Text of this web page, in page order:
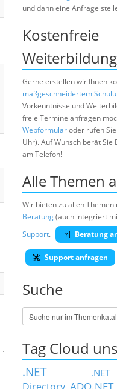
und dann eine Anfrage
Kostenfreie
Gerne erstellen wir Ihnen
maßgeschneidertem
Vorkenntnisse und
freie Termine anfragen
Webformularoder rufen
Uhr). Auf Wunsch berät
am Telefon!
Alle Themen
Wir bieten zu allen Themen
Beratung(auch integriert
Support. Beratung
Support anfragen
Suche
Tag Cloud
.NET
ADO.NET